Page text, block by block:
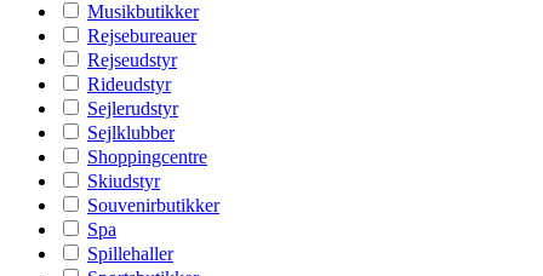
Musikbutikker
Rejsebureauer
Rejseudstyr
Rideudstyr
Sejlerudstyr
Sejlklubber
Shoppingcentre
Skiudstyr
Souvenirbutikker
Spa
Spillehaller